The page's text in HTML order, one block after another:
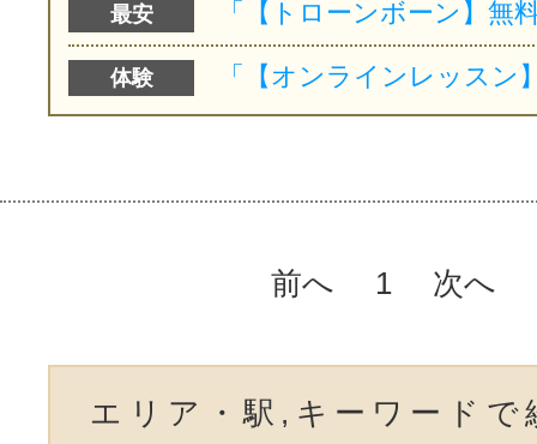
最安
体験
前へ 1 次へ
エリア・駅,キーワードで